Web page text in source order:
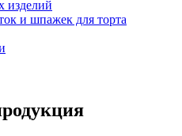
изделий
и шпажек для торта